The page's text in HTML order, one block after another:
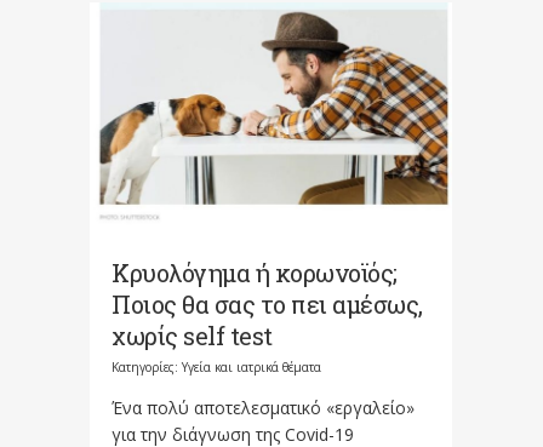
Κρυολόγημα ή κορωνοϊός;
Ποιος θα σας το πει αμέσως,
χωρίς self test
Κατηγορίες: Υγεία και ιατρικά θέματα
Ένα πολύ αποτελεσματικό «εργαλείο»
για την διάγνωση της Covid-19